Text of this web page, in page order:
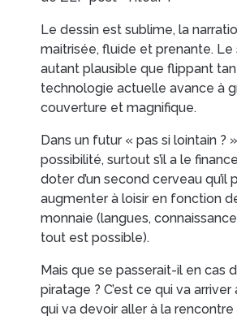
Le dessin est sublime, la
maitrisée, fluide et prenante. Le
autant plausible que flippant
technologie actuelle avance à
couverture et magnifique.
Dans un futur « pas si lointain ?
possibilité, surtout s’il a le
doter d’un second cerveau qu’il
augmenter à loisir en fonction
monnaie (langues,
tout est possible).
Mais que se passerait-il en cas
piratage ? C’est ce qui va
qui va devoir aller à la rencontre